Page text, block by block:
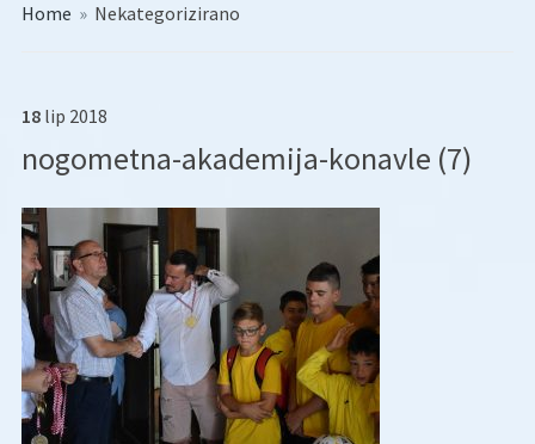
Home » Nekategorizirano
18 lip 2018
nogometna-akademija-konavle (7)